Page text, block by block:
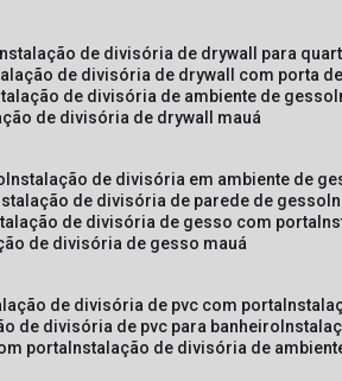
instalação de divisória de drywall para
de divisória de drywall com porta
de divisória de ambiente de gesso
de divisória de drywall mauá
instalação de divisória em ambiente de
de divisória de parede de gesso
de divisória de gesso com porta
de divisória de gesso mauá
de divisória de pvc com porta
de divisória de pvc para banheiro
porta instalação de divisória de